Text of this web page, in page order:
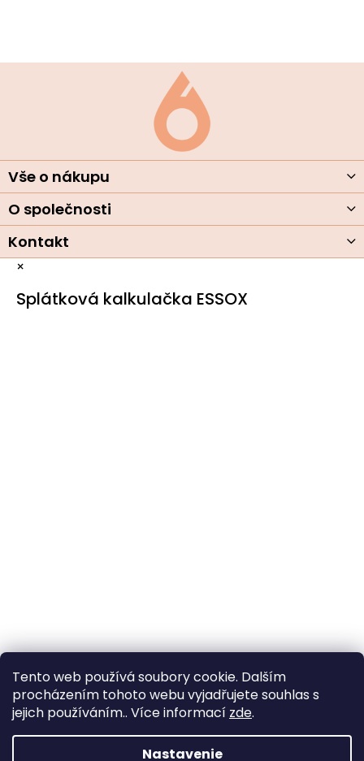
Tento web používá soubory cookie. Dalším
procházením tohoto webu vyjadřujete souhlas s
jejich používáním.. Více informací zde.
Nastavenie
i
eVše o nákupu
O společnosti
Kontakt
×
Splátková kalkulačka ESSOX